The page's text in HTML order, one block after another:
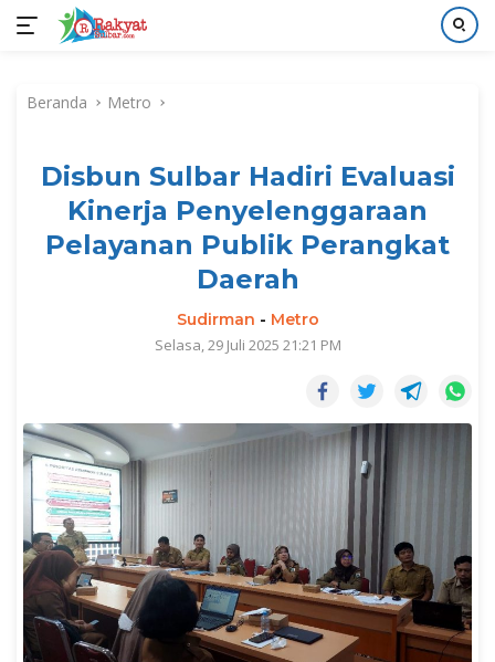
kontenBeranda Metro
Disbun Sulbar Hadiri Evaluasi
Kinerja Penyelenggaraan
Pelayanan Publik Perangkat
Daerah
Sudirman - Metro
Selasa, 29 Juli 2025 21:21 PM